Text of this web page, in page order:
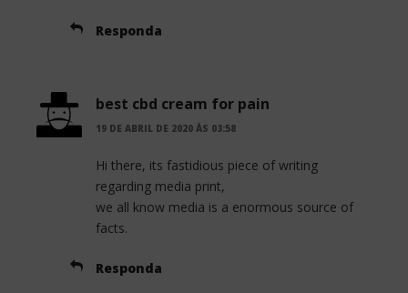
Responda
best cbd cream for pain
19 DE ABRIL DE 2020 ÀS 03:58
Hi there, its fastidious piece of writing
regarding media print,
we all know media is a enormous source of
facts.
Responda